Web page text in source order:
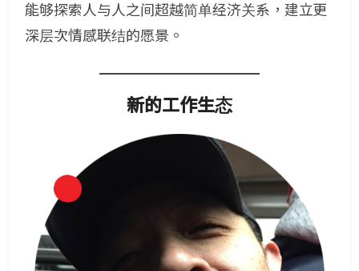
能够探索人与人之间超越简单经济关系，建立更
深层次情感联结的愿景。
新的工作生态